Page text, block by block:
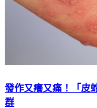
發作又癢又痛！「皮
群